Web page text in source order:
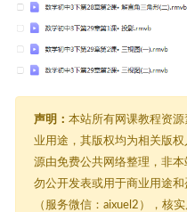
声明： 本站所有网课教程资
业用途，其版权均为相关版
源由免费公共网络整理，非
勿公开发表或用于商业用途
（服务微信：aixuel2），核